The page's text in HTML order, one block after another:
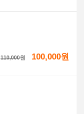
110,000원 100,000원